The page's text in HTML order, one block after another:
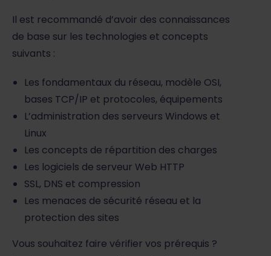
Il est recommandé d’avoir des connaissances
de base sur les technologies et concepts
suivants :
Les fondamentaux du réseau, modèle OSI,
bases TCP/IP et protocoles, équipements
L’administration des serveurs Windows et
Linux
Les concepts de répartition des charges
Les logiciels de serveur Web HTTP
SSL, DNS et compression
Les menaces de sécurité réseau et la
protection des sites
Vous souhaitez faire vérifier vos prérequis ?